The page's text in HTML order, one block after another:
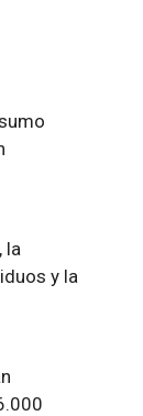
la
y la